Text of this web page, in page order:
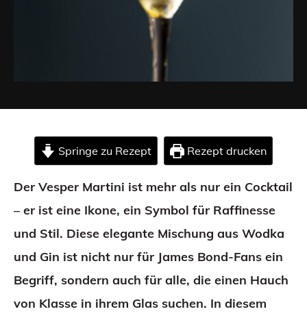
Springe zu Rezept Rezept drucken
Der Vesper Martini ist mehr als nur ein Cocktail
– er ist eine Ikone, ein Symbol für Raffinesse
und Stil. Diese elegante Mischung aus Wodka
und Gin ist nicht nur für James Bond-Fans ein
Begriff, sondern auch für alle, die einen Hauch
von Klasse in ihrem Glas suchen. In diesem